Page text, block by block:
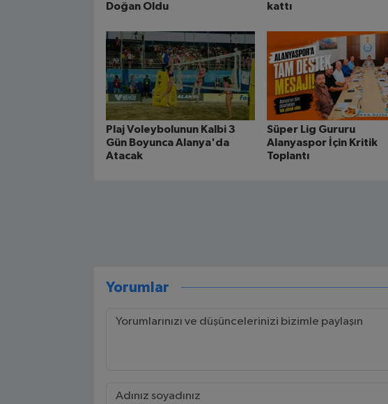
Doğan Oldu
kattı
Plaj Voleybolunun Kalbi 3
Gün Boyunca Alanya'da
Atacak
Süper Lig Gururu
Alanyaspor İçin Kritik
Toplantı
Yorumlar